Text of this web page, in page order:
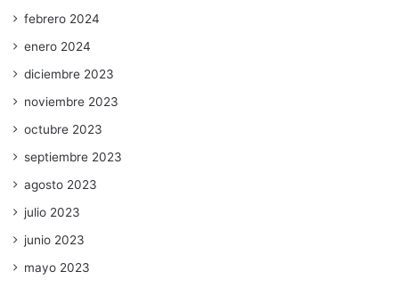
febrero 2024
enero 2024
diciembre 2023
noviembre 2023
octubre 2023
septiembre 2023
agosto 2023
julio 2023
junio 2023
mayo 2023